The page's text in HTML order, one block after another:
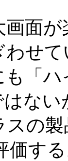
面が
せ
「
な
スの
価す